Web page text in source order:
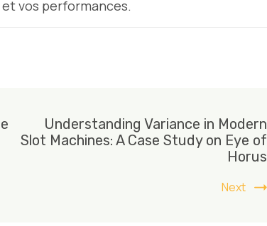
vos performances.
Understanding Variance in Modern
Slot Machines: A Case Study on Eye of
Horus
Next